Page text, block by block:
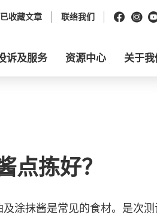
已收藏文章 联络我们
诉及服务 资源中心 关于我
点拣好？
涂抹酱是常见的食材。是次